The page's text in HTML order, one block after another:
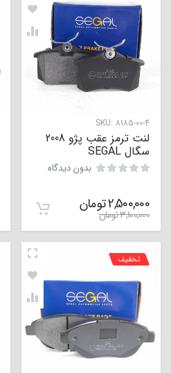
SKU: 8185-00-4
لنت ترمز عقب پژو 2008
سگال SEGAL
بدون دیدگاه
2,500,000تومان
3,100,000تومان
تخفیف